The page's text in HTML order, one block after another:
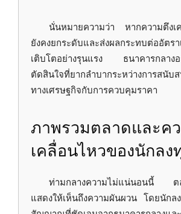
นั่นหมายความว่า หากความตึงเ
ยังคงยกระดับและส่งผลกระทบต่ออัตรา
เติบโตอย่างรุนแรง ธนาคารกลางอ
ตัดสินใจที่ยากลำบากระหว่างการสนับ
ทางเศรษฐกิจกับการควบคุมราคา
ภาพรวมตลาดและค
เคลื่อนไหวของนักลง
ท่ามกลางความไม่แน่นอนนี้ ตล
แสดงให้เห็นถึงความผันผวน โดยนักล